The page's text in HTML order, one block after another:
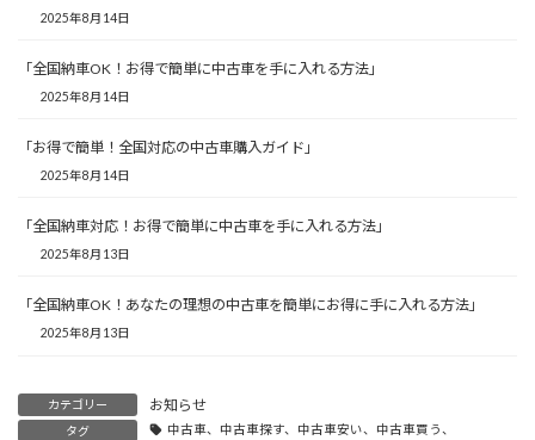
2025年8月14日
「全国納車OK！お得で簡単に中古車を手に入れる方法」
2025年8月14日
「お得で簡単！全国対応の中古車購入ガイド」
2025年8月14日
「全国納車対応！お得で簡単に中古車を手に入れる方法」
2025年8月13日
「全国納車OK！あなたの理想の中古車を簡単にお得に手に入れる方法」
2025年8月13日
カテゴリー お知らせ
タグ 中古車、中古車探す、中古車安い、中古車買う、